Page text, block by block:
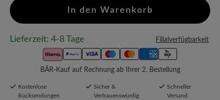
In den Warenkorb
Lieferzeit: 4-8 Tage Filialverfügbarkeit
BÄR-Kauf auf Rechnung ab Ihrer 2. Bestellung
Kostenlose
Rücksendungen
Sicher &
Vertrauenswürdig
Schneller
Versand